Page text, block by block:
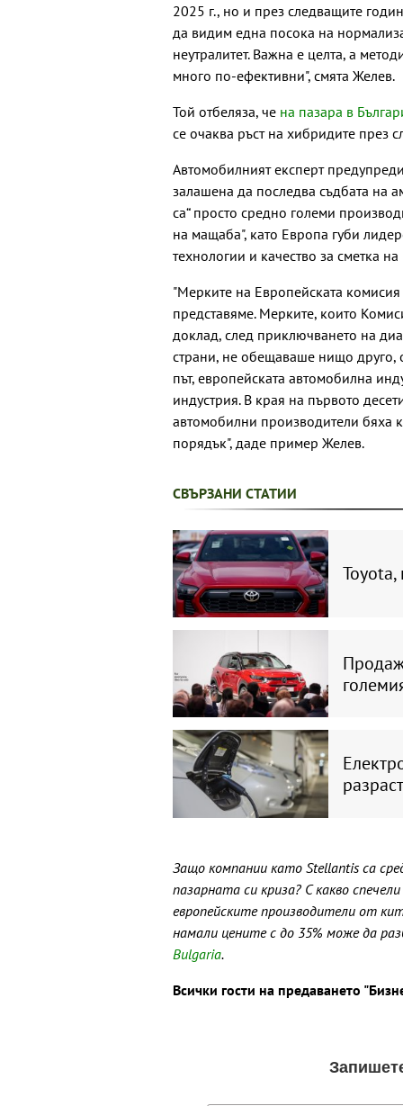
2025 г., но и през следващите
да видим една посока на
неутралитет. Важна е целта, а
много по-ефективни", смята Желев.
Той отбеляза, че на пазара в
се очаква ръст на хибридите през
Автомобилният експерт
залашена да последва съдбата на
са“ просто средно големи
на мащаба", като Европа губи
технологии и качество за сметка
"Мерките на Европейската
представяме. Мерките, които
доклад, след приключването на
страни, не обещаваше нищо
път, европейската автомобилна
индустрия. В края на първото
автомобилни производители бяха
порядък", даде пример Желев.
СВЪРЗАНИ СТАТИИ
Toyota,
Защо компании като Stellantis са
пазарната си криза? С какво
европейските производители от
намали цените с до 35% може да
Bulgaria.
Всички гости на предаването